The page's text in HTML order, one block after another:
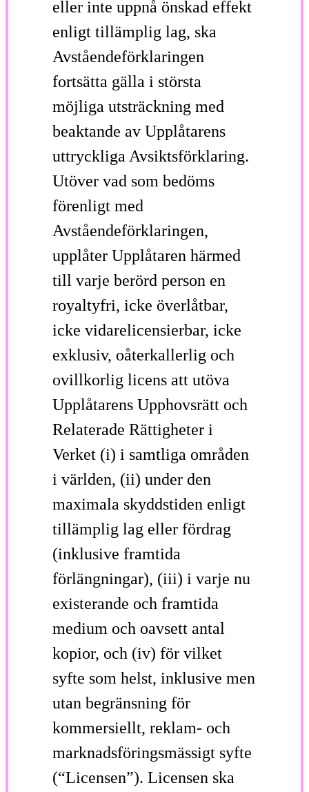
eller inte uppnå önskad effekt
enligt tillämplig lag, ska
Avståendeförklaringen
fortsätta gälla i största
möjliga utsträckning med
beaktande av Upplåtarens
uttryckliga Avsiktsförklaring.
Utöver vad som bedöms
förenligt med
Avståendeförklaringen,
upplåter Upplåtaren härmed
till varje berörd person en
royaltyfri, icke överlåtbar,
icke vidarelicensierbar, icke
exklusiv, oåterkallerlig och
ovillkorlig licens att utöva
Upplåtarens Upphovsrätt och
Relaterade Rättigheter i
Verket (i) i samtliga områden
i världen, (ii) under den
maximala skyddstiden enligt
tillämplig lag eller fördrag
(inklusive framtida
förlängningar), (iii) i varje nu
existerande och framtida
medium och oavsett antal
kopior, och (iv) för vilket
syfte som helst, inklusive men
utan begränsning för
kommersiellt, reklam- och
marknadsföringsmässigt syfte
(“Licensen”). Licensen ska